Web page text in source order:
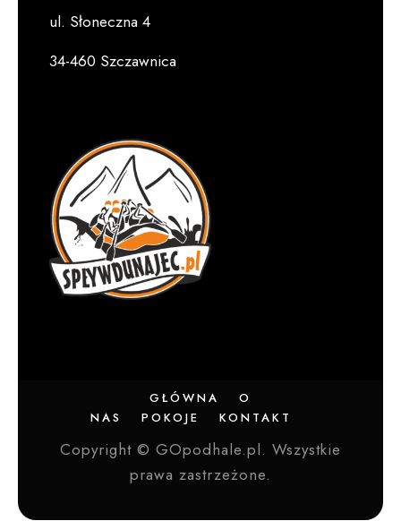
ul. Słoneczna 4
34-460 Szczawnica
GŁÓWNA
O
NAS
POKOJE KONTAKT
Copyright © GOpodhale.pl. Wszystkie
prawa zastrzeżone.